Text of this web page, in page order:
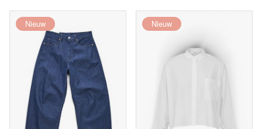
Nieuw Nieuw